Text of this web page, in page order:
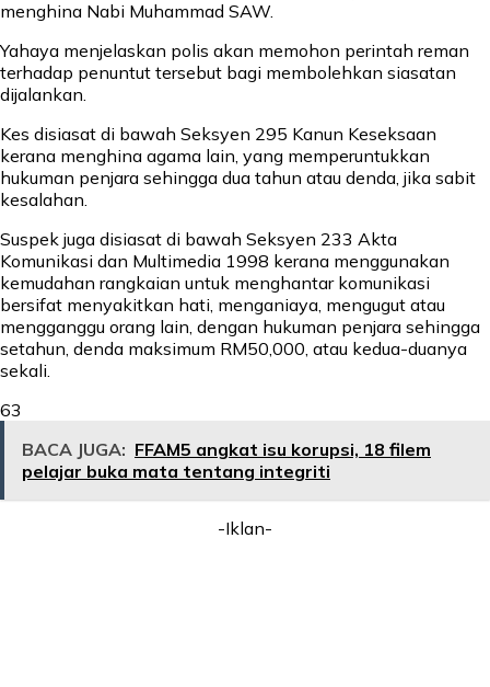
menghina Nabi Muhammad SAW.
Yahaya menjelaskan polis akan memohon perintah reman
terhadap penuntut tersebut bagi membolehkan siasatan
dijalankan.
Kes disiasat di bawah Seksyen 295 Kanun Keseksaan
kerana menghina agama lain, yang memperuntukkan
hukuman penjara sehingga dua tahun atau denda, jika sabit
kesalahan.
Suspek juga disiasat di bawah Seksyen 233 Akta
Komunikasi dan Multimedia 1998 kerana menggunakan
kemudahan rangkaian untuk menghantar komunikasi
bersifat menyakitkan hati, menganiaya, mengugut atau
mengganggu orang lain, dengan hukuman penjara sehingga
setahun, denda maksimum RM50,000, atau kedua-duanya
sekali.
63
BACA JUGA: FFAM5 angkat isu korupsi, 18 filem
pelajar buka mata tentang integriti
-Iklan-